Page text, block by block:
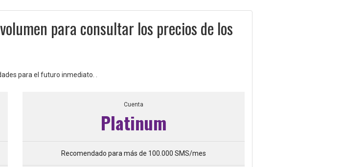
para consultar los precios de los
para el futuro inmediato. .
Cuenta
Platinum
Recomendado para más de 100.000 SMS/mes